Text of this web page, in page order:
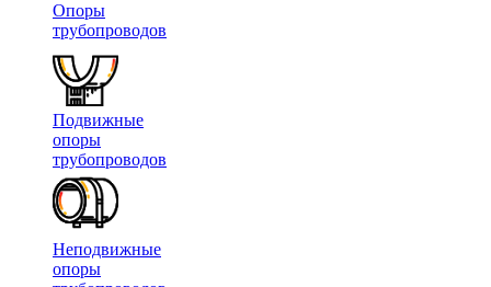
Опоры
трубопроводов
Подвижные
опоры
трубопроводов
Неподвижные
опоры